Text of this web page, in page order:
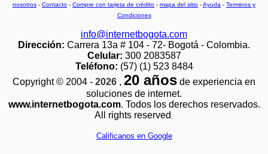
nosotros - Contacto - Compre con tarjeta de crédito - mapa del sitio -Ayuda - Terminos y
Condiciones
info@internetbogota.com
Dirección: Carrera 13a # 104 - 72- Bogotá - Colombia.
Celular: 300 2083587
Teléfono: (57) (1) 523 8484
Copyright © 2004 - 2026 , 20 años de experiencia en
soluciones de internet.
www.internetbogota.com. Todos los derechos reservados.
All rights reserved
Calificanos en Google